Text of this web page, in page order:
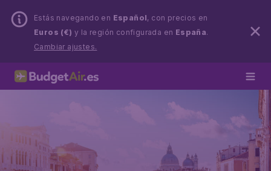
Estás navegando en Español, con precios en
Euros (€) y la región configurada en España.
Cambiar ajustes.